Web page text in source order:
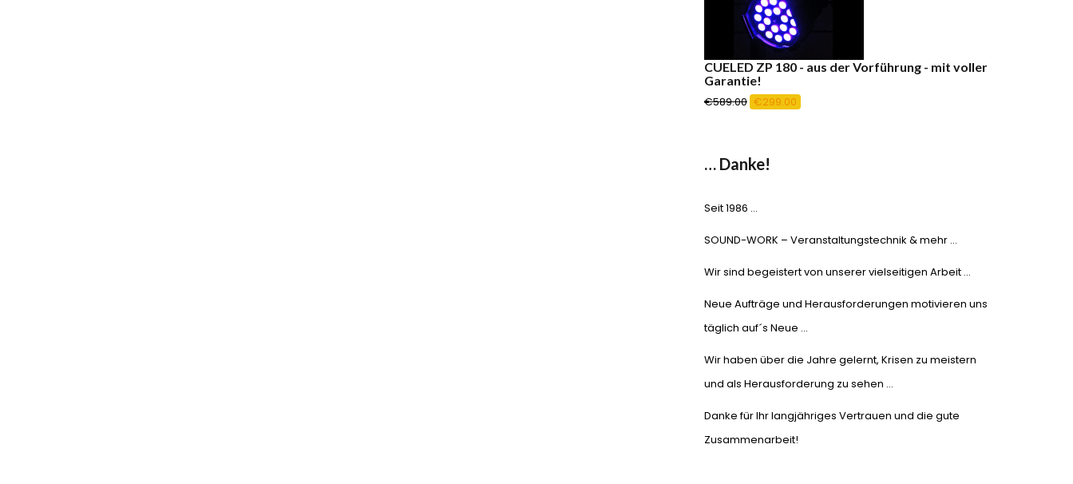
CUELED ZP 180 - aus der Vorführung - mit voller
Garantie!
€589.00Ursprünglicher
€299.00 Aktueller
… Danke!
Seit 1986 …
SOUND-WORK – Veranstaltungstechnik & mehr …
Wir sind begeistert von unserer vielseitigen Arbeit …
Neue Aufträge und Herausforderungen motivieren uns
täglich auf´s Neue …
Wir haben über die Jahre gelernt, Krisen zu meistern
und als Herausforderung zu sehen …
Danke für Ihr langjähriges Vertrauen und die gute
Zusammenarbeit!